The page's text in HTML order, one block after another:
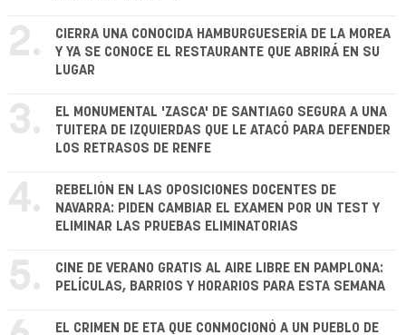
2.
CIERRA UNA CONOCIDA HAMBURGUESERÍA DE LA MOREA
Y YA SE CONOCE EL RESTAURANTE QUE ABRIRÁ EN SU
LUGAR
3.
EL MONUMENTAL 'ZASCA' DE SANTIAGO SEGURA A UNA
TUITERA DE IZQUIERDAS QUE LE ATACÓ PARA DEFENDER
LOS RETRASOS DE RENFE
4.
REBELIÓN EN LAS OPOSICIONES DOCENTES DE
NAVARRA: PIDEN CAMBIAR EL EXAMEN POR UN TEST Y
ELIMINAR LAS PRUEBAS ELIMINATORIAS
5.
CINE DE VERANO GRATIS AL AIRE LIBRE EN PAMPLONA:
PELÍCULAS, BARRIOS Y HORARIOS PARA ESTA SEMANA
EL CRIMEN DE ETA QUE CONMOCIONÓ A UN PUEBLO DE